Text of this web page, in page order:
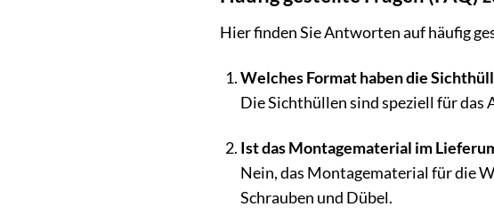
Hier finden Sie Antworten auf häufig
Welches Format haben die
Die Sichthüllen sind speziell für das
Ist das Montagematerial im
Nein, das Montagematerial für die
Schrauben und Dübel.